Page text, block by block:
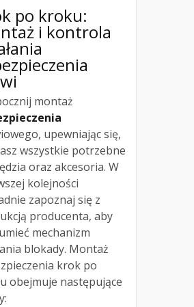
po kroku:
i kontrola
montaż
upewniając się,
wszystkie potrzebne
oraz akcesoria. W
kolejności
zapoznaj się z
producenta, aby
mechanizm
blokady. Montaż
krok po
obejmuje następujące